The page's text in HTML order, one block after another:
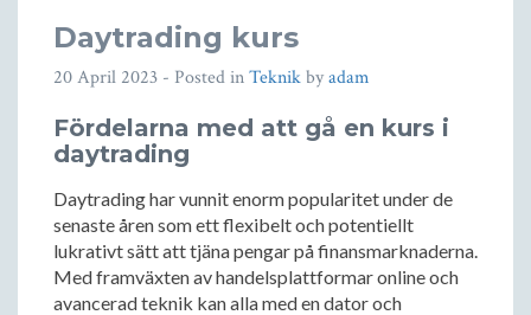
Daytrading kurs
20 April 2023 - Posted inTeknikbyadam
Fördelarna med att gå en kurs i
daytrading
Daytrading har vunnit enorm popularitet under de
senaste åren som ett flexibelt och potentiellt
lukrativt sätt att tjäna pengar på finansmarknaderna.
Med framväxten av handelsplattformar online och
avancerad teknik kan alla med en dator och